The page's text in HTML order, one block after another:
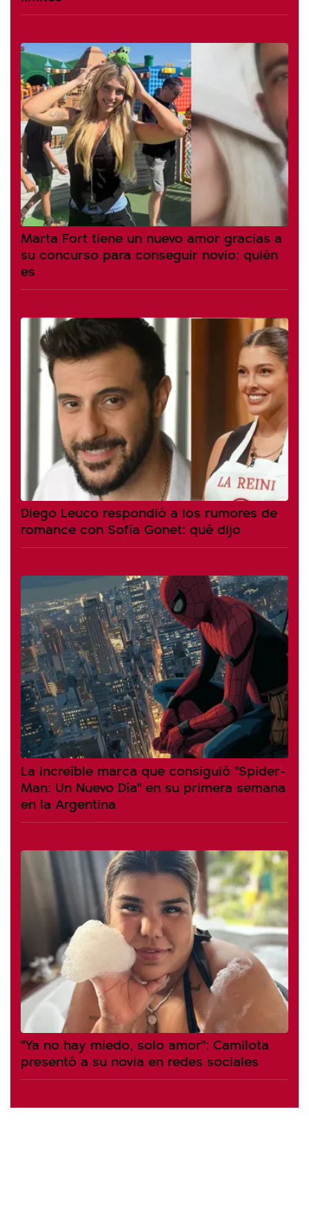
Marta Fort tiene un nuevo amor gracias a
su concurso para conseguir novio: quién
es
Diego Leuco respondió a los rumores de
romance con Sofía Gonet: qué dijo
La increíble marca que consiguió "Spider-
Man: Un Nuevo Día" en su primera semana
en la Argentina
"Ya no hay miedo, solo amor": Camilota
presentó a su novia en redes sociales